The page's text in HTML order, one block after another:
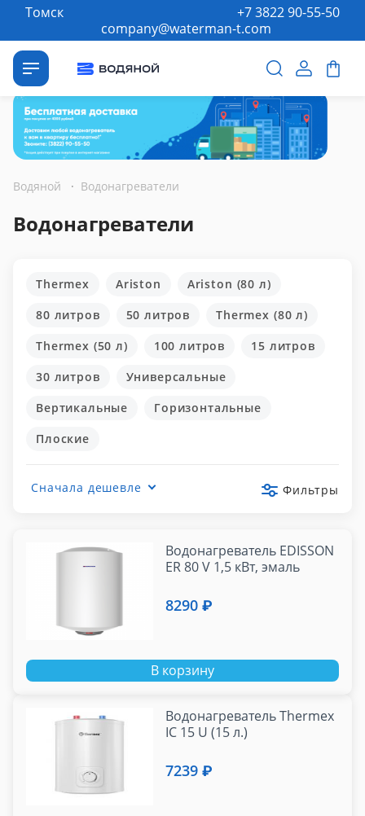
Томск
company@waterman-t.com
+7 3822 90-55-50
Водяной · Водонагреватели
Водонагреватели
Thermex Ariston
Ariston (80 л)
80 литров
50 литров
Thermex (80 л)
Thermex (50 л)
100 литров
15 литров
30 литров
Универсальные
Вертикальные
Горизонтальные
Плоские
Сначала дешевле Фильтры
Водонагреватель EDISSON
ER 80 V 1,5 кВт, эмаль
8290 ₽
В корзину
Водонагреватель Thermex
IC 15 U (15 л.)
7239 ₽